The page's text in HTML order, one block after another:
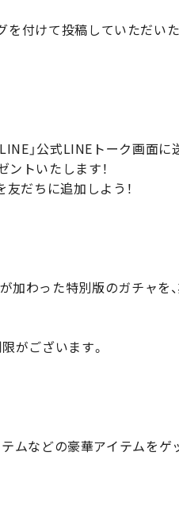
を付けて投稿していただい
」公式LINEトーク画面に
トいたします！
だちに追加しよう！
加わった特別版のガチャを
がございます。
ムなどの豪華アイテムをゲ